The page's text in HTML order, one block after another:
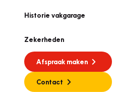
Historie vakgarage
Zekerheden
Afspraak maken
Contact